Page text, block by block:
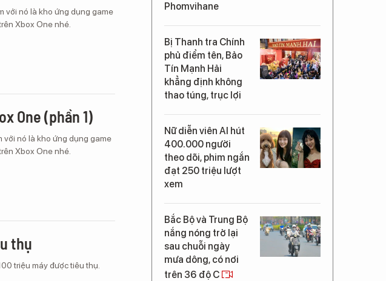
với nó là kho ứng dụng game
Xbox One nhé.
One (phần 1)
với nó là kho ứng dụng game
Xbox One nhé.
thụ
triệu máy được tiêu thụ.
Phomvihane
Bị Thanh tra Chính
phủ điểm tên, Bảo
Tín Mạnh Hải
khẳng định không
thao túng, trục lợi
Nữ diễn viên AI hút
400.000 người
theo dõi, phim ngắn
đạt 250 triệu lượt
xem
Bắc Bộ và Trung Bộ
nắng nóng trở lại
sau chuỗi ngày
mưa dông, có nơi
trên 36 độ C